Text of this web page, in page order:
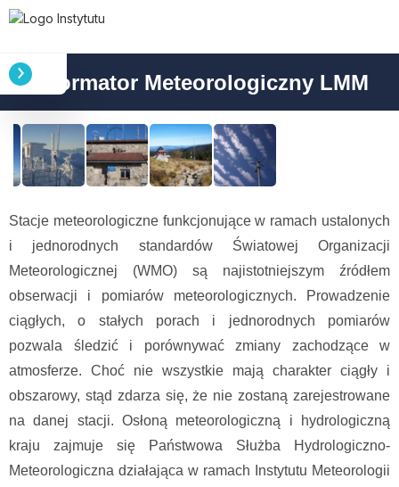
Informator Meteorologiczny LMM
Stacje meteorologiczne funkcjonujące w ramach ustalonych
i jednorodnych standardów Światowej Organizacji
Meteorologicznej (WMO) są najistotniejszym źródłem
obserwacji i pomiarów meteorologicznych. Prowadzenie
ciągłych, o stałych porach i jednorodnych pomiarów
pozwala śledzić i porównywać zmiany zachodzące w
atmosferze. Choć nie wszystkie mają charakter ciągły i
obszarowy, stąd zdarza się, że nie zostaną zarejestrowane
na danej stacji. Osłoną meteorologiczną i hydrologiczną
kraju zajmuje się Państwowa Służba Hydrologiczno-
Meteorologiczna działająca w ramach Instytutu Meteorologii